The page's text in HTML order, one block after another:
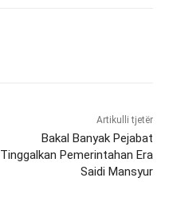
Artikulli tjetër
Bakal Banyak Pejabat
Tinggalkan Pemerintahan Era
Saidi Mansyur